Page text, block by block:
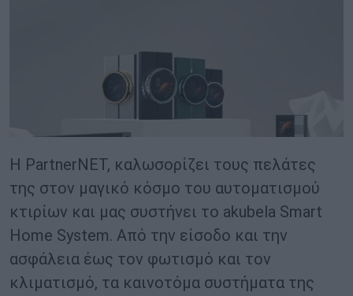
Η PartnerNET, καλωσορίζει τους πελάτες
της στον μαγικό κόσμο του αυτοματισμού
κτιρίων και μας συστήνει το akubela Smart
Home System. Από την είσοδο και την
ασφάλεια έως τον φωτισμό και τον
κλιματισμό, τα καινοτόμα συστήματα της